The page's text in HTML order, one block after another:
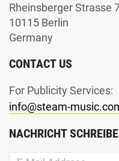
Rheinsberger Strasse
10115 Berlin
Germany
CONTACT US
For Publicity Services:
info@steam-
NACHRICHT